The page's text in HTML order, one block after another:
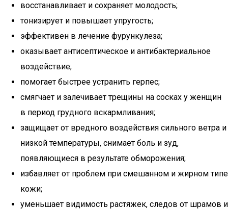
восстанавливает и сохраняет молодость;
тонизирует и повышает упругость;
эффективен в лечение фурункулеза;
оказывает антисептическое и антибактериальное
воздействие;
помогает быстрее устранить герпес;
смягчает и залечивает трещины на сосках у женщин
в период грудного вскармливания;
защищает от вредного воздействия сильного ветра и
низкой температуры, снимает боль и зуд,
появляющиеся в результате обморожения;
избавляет от проблем при смешанном и жирном типе
кожи;
уменьшает видимость растяжек, следов от шрамов и